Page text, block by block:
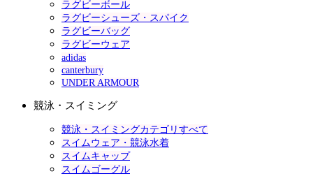
ラグビーボール
ラグビーシューズ・スパイク
ラグビーバッグ
ラグビーウェア
adidas
canterbury
UNDER ARMOUR
競泳・スイミング
競泳・スイミングカテゴリすべて
スイムウェア・競泳水着
スイムキャップ
スイムゴーグル